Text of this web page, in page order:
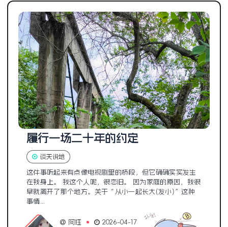
履行一场二十年的约定
谈天说地
这件事听起来有点像电视剧里的桥段，但它确确实实发生
在我身上。 我这个人呢，很恋旧。 因为家庭的原因，我很
早就离开了那个地方。关于“从小一起长大(发小)”这种
事情...
阿珏
2026-04-17